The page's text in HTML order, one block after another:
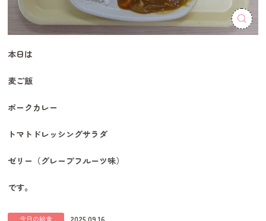
本日は
麦ご飯
ポークカレー
トマトドレッシングサラダ
ゼリー（グレープフルーツ味）
です。
今日の給食 2025.09.16